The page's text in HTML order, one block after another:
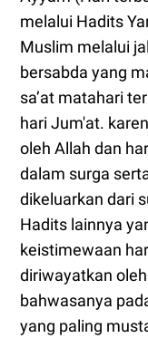
melalui Hadits
Muslim melalui
bersabda yang
sa’at matahari
hari Jum'at.
oleh Allah dan
dalam surga
dikeluarkan dari
Hadits lainnya
keistimewaan
diriwayatkan
bahwasanya
yang paling